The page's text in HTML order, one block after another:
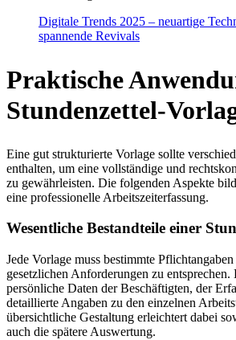
Digitale Trends 2025 – neuartige
spannende Revivals
Praktische
Stundenzettel-
Eine gut strukturierte Vorlage sollte
enthalten, um eine vollständige und
zu gewährleisten. Die folgenden Aspekte
eine professionelle Arbeitszeiterfassung.
Wesentliche Bestandteile einer
Jede Vorlage muss bestimmte
gesetzlichen Anforderungen zu entsprechen.
persönliche Daten der Beschäftigten, der
detaillierte Angaben zu den einzelnen
übersichtliche Gestaltung erleichtert dabei
auch die spätere Auswertung.